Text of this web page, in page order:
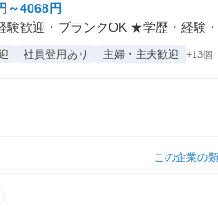
～4068円
歓迎・ブランクOK ★学歴・経験・
社員登用あり 主婦・主夫歓迎 +13個
この企業の